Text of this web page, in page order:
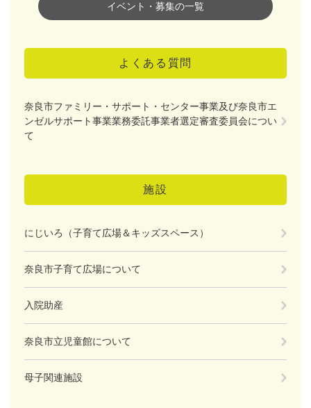
イベント・募集の一覧
よくある質問
奈良市ファミリー・サポート・センター事業及び奈良市エ
ンゼルサポート事業業務委託事業者選定審査委員会につい
て
施設
にじいろ（子育て広場＆キッズスペース）
奈良市子育て広場について
入院助産
奈良市立児童館について
母子関連施設